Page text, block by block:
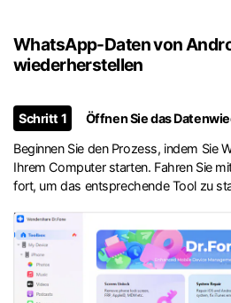
WhatsApp-Daten von
wiederherstellen
Schritt 1
Öffnen Sie das
Beginnen Sie den Prozess, indem Sie
Ihrem Computer starten. Fahren Sie
fort, um das entsprechende Tool zu